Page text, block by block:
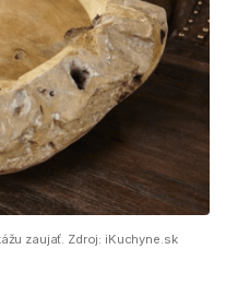
zaujať. Zdroj: iKuchyne.sk